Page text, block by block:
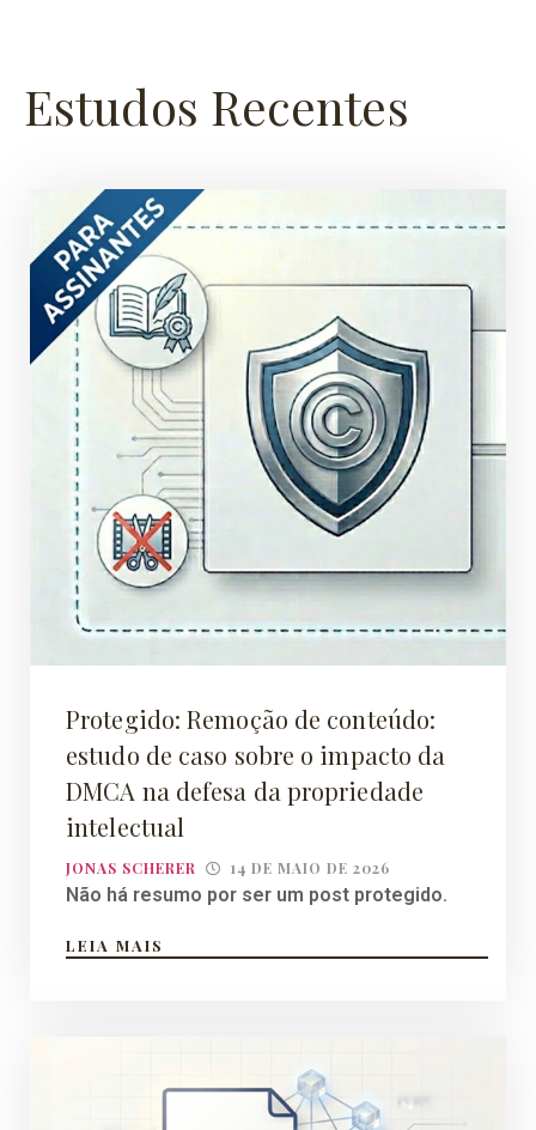
Estudos Recentes
Protegido: Remoção de conteúdo:
estudo de caso sobre o impacto da
DMCA na defesa da propriedade
intelectual
JONAS SCHERER 14 DE MAIO DE 2026
Não há resumo por ser um post protegido.
LEIA MAIS